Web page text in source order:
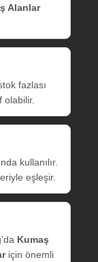
Alanlar
fazlası
olabilir.
kullanılır.
eşleşir.
Kumaş
için önemli